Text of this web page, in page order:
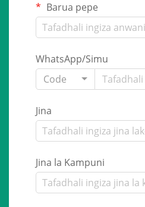
Barua pepe
WhatsApp/Simu
Code
Jina
Jina la Kampuni